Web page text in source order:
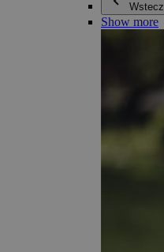
Wstecz
Show more